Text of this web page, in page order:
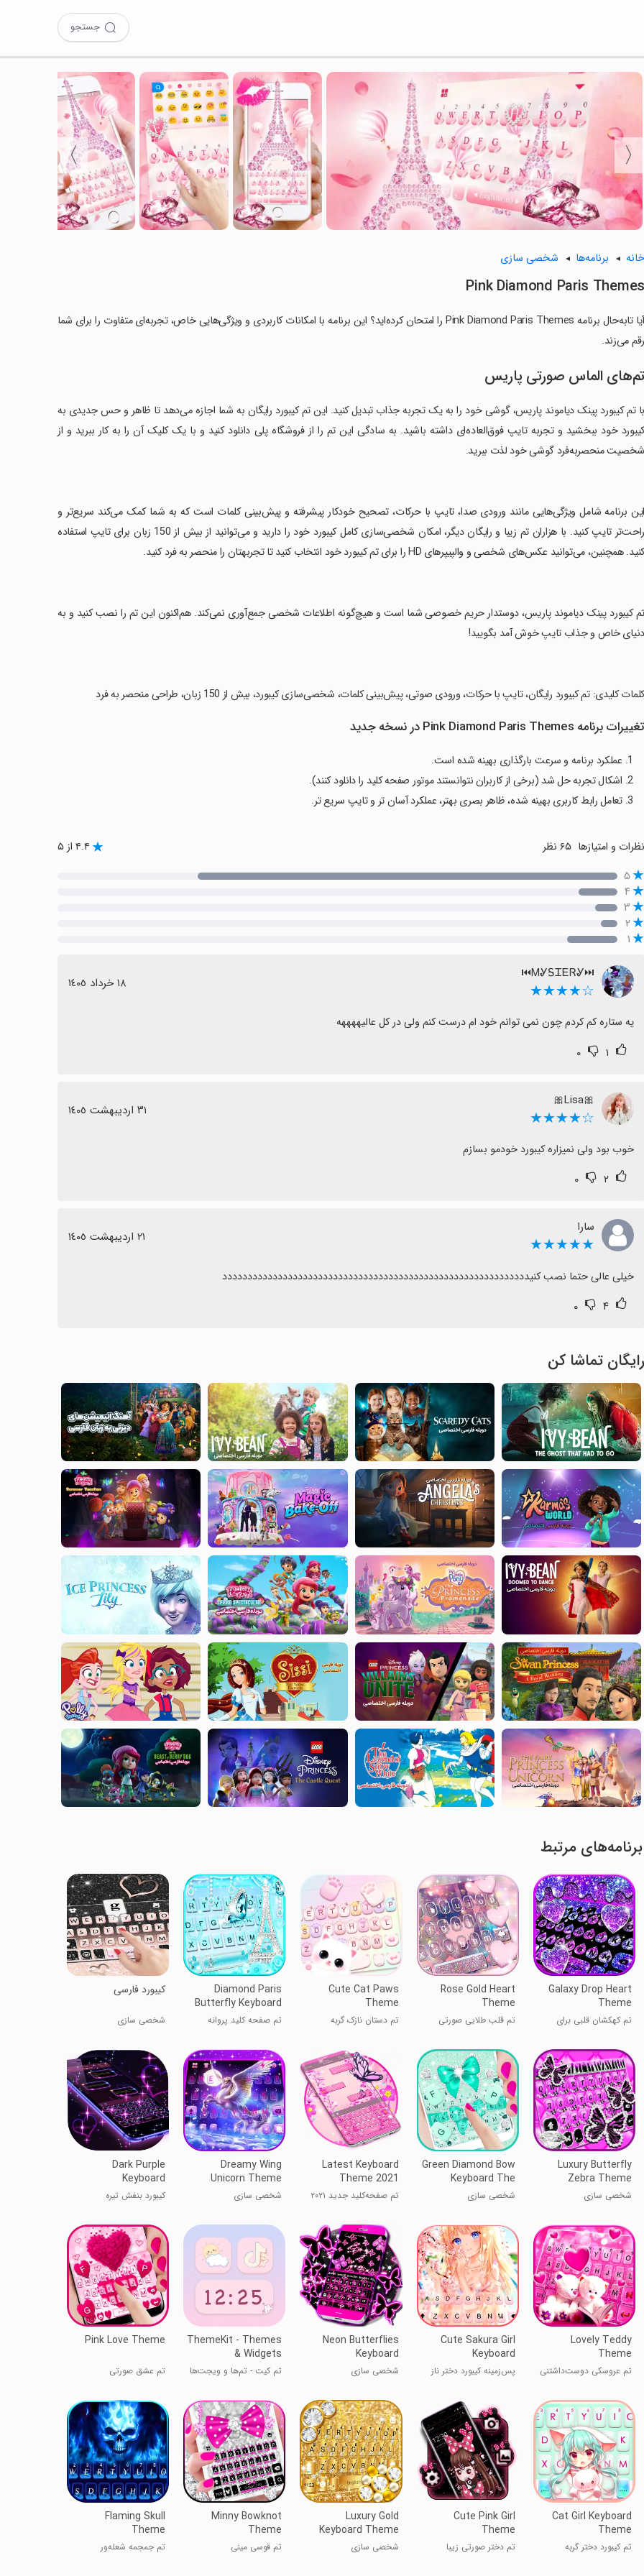
جستجو
〈
〉
خانه برنامه‌ها شخصی سازی
Pink Diamond Paris Themes
آیا تابه‌حال برنامه Pink Diamond Paris Themes را امتحان کرده‌اید؟ این برنامه با امکانات کاربردی و ویژگی‌هایی خاص، تجربه‌ای متفاوت را برای شما
رقم می‌زند.
تم‌های الماس صورتی پاریس
با تم کیبورد پینک دیاموند پاریس، گوشی خود را به یک تجربه جذاب تبدیل کنید. این تم کیبورد رایگان به شما اجازه می‌دهد تا ظاهر و حس جدیدی به
کیبورد خود ببخشید و تجربه تایپ فوق‌العاده‌ای داشته باشید. به سادگی این تم را از فروشگاه پلی دانلود کنید و با یک کلیک آن را به کار ببرید و از
شخصیت منحصربه‌فرد گوشی خود لذت ببرید.
‏این برنامه شامل ویژگی‌هایی مانند ورودی صدا، تایپ با حرکات، تصحیح خودکار پیشرفته و پیش‌بینی کلمات است که به شما کمک می‌کند سریع‌تر و
راحت‌تر تایپ کنید. با هزاران تم زیبا و رایگان دیگر، امکان شخصی‌سازی کامل کیبورد خود را دارید و می‌توانید از بیش از 150 زبان برای تایپ استفاده
کنید. همچنین، می‌توانید عکس‌های شخصی و والپیپرهای HD را برای تم کیبورد خود انتخاب کنید تا تجربهتان را منحصر به فرد کنید.
‏تم کیبورد پینک دیاموند پاریس، دوستدار حریم خصوصی شما است و هیچ‌گونه اطلاعات شخصی جمع‌آوری نمی‌کند. هم‌اکنون این تم را نصب کنید و به
دنیای خاص و جذاب تایپ خوش آمد بگویید!
‏کلمات کلیدی: تم کیبورد رایگان، تایپ با حرکات، ورودی صوتی، پیش‌بینی کلمات، شخصی‌سازی کیبورد، بیش از 150 زبان، طراحی منحصر به فرد
تغییرات برنامه Pink Diamond Paris Themes در نسخه جدید
1. عملکرد برنامه و سرعت بارگذاری بهینه شده است.
2. اشکال تجربه حل شد (برخی از کاربران نتوانستند موتور صفحه کلید را دانلود کنند).
3. تعامل رابط کاربری بهینه شده، ظاهر بصری بهتر، عملکرد آسان تر و تایپ سریع تر.
نظرات و امتیازها ۶۵ نظر ۴.۴ از ۵
۵
۴
۳
۲
۱
⏭ᎷᎽᎦᏆᎬᏒᎽ⏮
☆★★★★ ١٨ خرداد ١٤٠٥
یه ستاره کم کردم چون نمی توانم خود ام درست کنم ولی در کل عالیههههه
۱ ۰
🎀Lisa🎀
☆★★★★ ٣١ اردیبهشت ١٤٠٥
خوب بود ولی نمیزاره کیبورد خودمو بسازم
۲ ۰
سارا
★★★★★ ٢١ اردیبهشت ١٤٠٥
خیلی عالی حتما نصب کنیددددددددددددددددددددددددددددددددددددددددددددددددددددددددددددد
۴ ۰
رایگان تماشا کن
برنامه‌های مرتبط
Galaxy Drop Heart
Theme
تم کهکشان‌ قلبی برای
Rose Gold Heart
Theme
تم قلب طلایی صورتی
Cute Cat Paws
Theme
تم دستان نازک گربه
Diamond Paris
Butterfly Keyboard
Theme
تم صفحه کلید پروانه
کیبورد فارسی
شخصی سازی
Luxury Butterfly
Zebra Theme
شخصی سازی
Green Diamond Bow
Keyboard The
شخصی سازی
Latest Keyboard
Theme 2021
تم صفحه‌کلید جدید ۲۰۲۱
Dreamy Wing
Unicorn Theme
شخصی سازی
Dark Purple
Keyboard
کیبورد بنفش تیره
Lovely Teddy
Theme
تم عروسکی دوست‌داشتنی
Cute Sakura Girl
Keyboard
Background
پس‌زمینه کیبورد دختر ناز
Neon Butterflies
Keyboard
شخصی سازی
ThemeKit - Themes
& Widgets
تم کیت - تم‌ها و ویجت‌ها
Pink Love Theme
تم عشق صورتی
Cat Girl Keyboard
Theme
تم کیبورد دختر گربه
Cute Pink Girl
Theme
تم دختر صورتی زیبا
Luxury Gold
Keyboard Theme
شخصی سازی
Minny Bowknot
Theme
تم قوسی مینی
Flaming Skull
Theme
تم جمجمه شعله‌ور